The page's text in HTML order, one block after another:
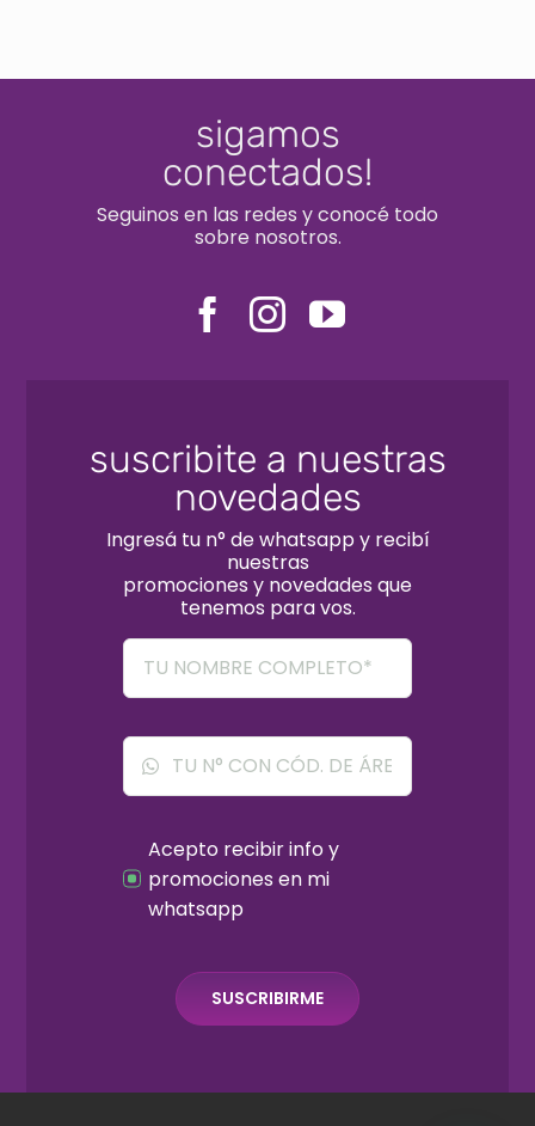
sigamos
conectados!
Seguinos en las redes y conocé todo
sobre nosotros.
suscribite a nuestras
novedades
Ingresá tu n° de whatsapp y recibí
nuestras
promociones y novedades que
tenemos para vos.
Acepto recibir info y
promociones en mi
whatsapp
SUSCRIBIRME